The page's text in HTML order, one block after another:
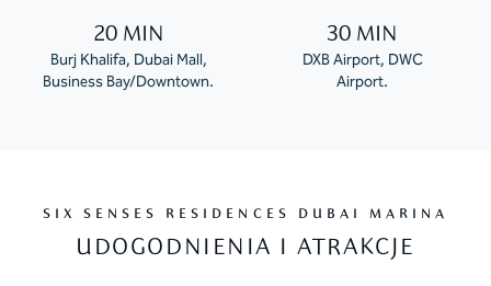
20 MIN
Burj Khalifa, Dubai Mall,
Business Bay/Downtown.
30 MIN
DXB Airport, DWC
Airport.
SIX SENSES RESIDENCES DUBAI MARINA
UDOGODNIENIA I ATRAKCJE